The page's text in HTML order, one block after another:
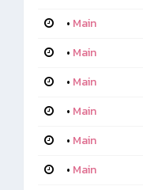
• Main
• Main
• Main
• Main
• Main
• Main